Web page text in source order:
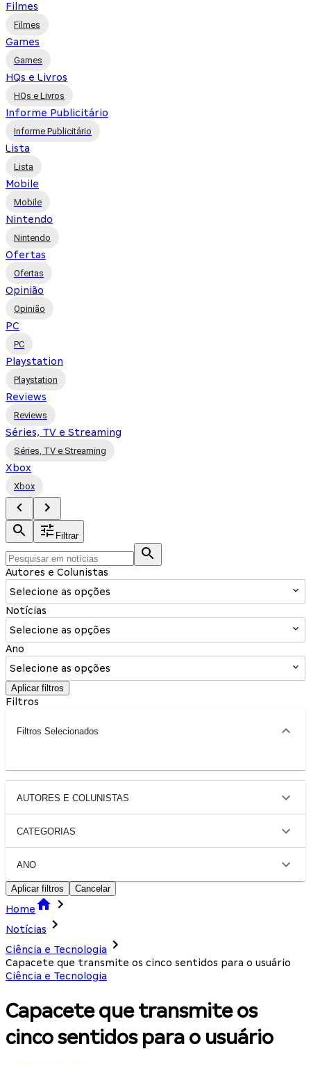
Filmes
Filmes
Games
Games
HQs e Livros
HQs e Livros
Informe Publicitário
Informe Publicitário
Lista
Lista
Mobile
Mobile
Nintendo
Nintendo
Ofertas
Ofertas
Opinião
Opinião
PC
PC
Playstation
Playstation
Reviews
Reviews
Séries, TV e Streaming
Séries, TV e Streaming
Xbox
Xbox
Filtrar
Autores e Colunistas
Selecione as opções
Notícias
Selecione as opções
Ano
Selecione as opções
Aplicar filtros
Filtros
Filtros Selecionados
AUTORES E COLUNISTAS
CATEGORIAS
ANO
Aplicar filtros Cancelar
Home
Notícias
Ciência e Tecnologia
Capacete que transmite os cinco sentidos para o usuário
Ciência e Tecnologia
Capacete que transmite os
cinco sentidos para o usuário